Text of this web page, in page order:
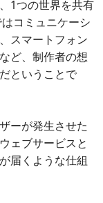
1つの世界を共有
コミュニケーシ
スマートフォン
ど、制作者の想
ということで
ーが発生させた
ェブサービスと
届くような仕組